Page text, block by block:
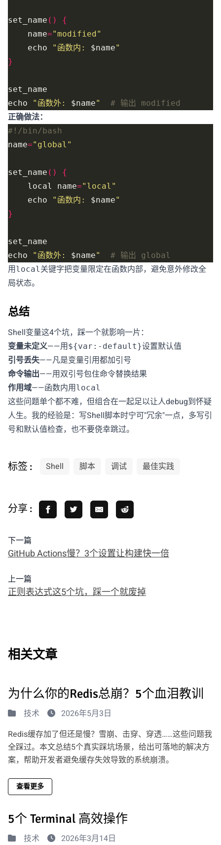
set_name ()
{
    name
="modified"
    echo
"函数内: $name"
}
echo
"函数外: $name" # 输出 modified
正确做法：
name="global"
set_name ()
{
    local name
="local"
    echo
"函数内: $name"
}
echo
"函数外: $name" # 输出 global
用local关键字把变量限定在函数内部，避免意外修改全
局状态。
总结
Shell变量这4个坑，踩一个就影响一片：
变量未定义——用${var:-default}设置默认值
引号丢失——凡是变量引用都加引号
命令输出——用双引号包住命令替换结果
作用域——函数内用local
这些问题单个都不难，但组合在一起足以让人debug到怀疑
人生。我的经验是：写Shell脚本时宁可"冗余"一点，多写引
号和默认值检查，也不要侥幸跳过。
标签 : Shell 脚本 调试 最佳实践
分享 :
下一篇
GitHub Actions慢？3个设置让构建快一倍
上一篇
正则表达式这5个坑，踩一个就废掉
相关文章
为什么你的Redis总崩？5个血泪教训
技术
2026年5月3日
Redis缓存加了但还是慢？雪崩、击穿、穿透……这些问题我
全踩过。本文总结5个真实踩坑场景，给出可落地的解决方
案，帮助开发者避免缓存失效导致的系统崩溃。
查看更多
5个 Terminal 高效操作
技术
2026年3月14日